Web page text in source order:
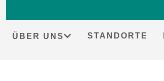
contentÜBER UNS STANDORTE